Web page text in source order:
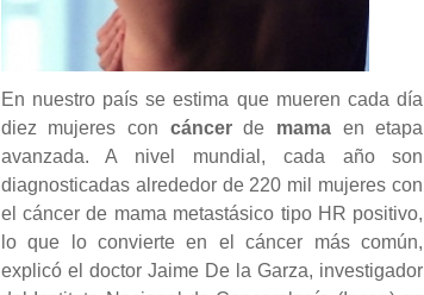
En nuestro país se estima que mueren cada día
diez mujeres con cáncerde mama en etapa
avanzada. A nivel mundial, cada año son
diagnosticadas alrededor de 220 mil mujeres con
el cáncer de mama metastásico tipo HR positivo,
lo que lo convierte en el cáncer más común,
explicó el doctor Jaime De la Garza, investigador